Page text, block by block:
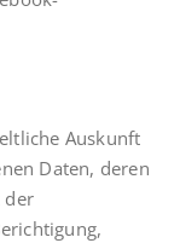
Auskunft
Daten, deren
der